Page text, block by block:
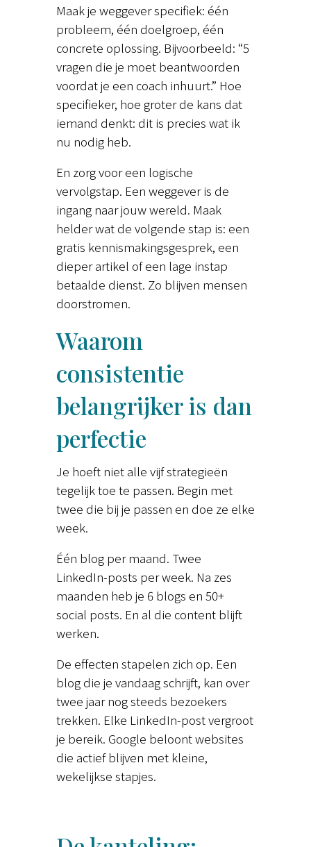
Maak je weggever specifiek: één
probleem, één doelgroep, één
concrete oplossing. Bijvoorbeeld: “5
vragen die je moet beantwoorden
voordat je een coach inhuurt.” Hoe
specifieker, hoe groter de kans dat
iemand denkt: dit is precies wat ik
nu nodig heb.
En zorg voor een logische
vervolgstap. Een weggever is de
ingang naar jouw wereld. Maak
helder wat de volgende stap is: een
gratis kennismakingsgesprek, een
dieper artikel of een lage instap
betaalde dienst. Zo blijven mensen
doorstromen.
Waarom
consistentie
belangrijker is dan
perfectie
Je hoeft niet alle vijf strategieën
tegelijk toe te passen. Begin met
twee die bij je passen en doe ze elke
week.
Één blog per maand. Twee
LinkedIn-posts per week. Na zes
maanden heb je 6 blogs en 50+
social posts. En al die content blijft
werken.
De effecten stapelen zich op. Een
blog die je vandaag schrijft, kan over
twee jaar nog steeds bezoekers
trekken. Elke LinkedIn-post vergroot
je bereik. Google beloont websites
die actief blijven met kleine,
wekelijkse stapjes.